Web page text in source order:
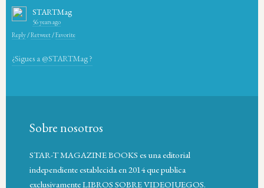
STARTMag
56 years ago
Reply/Retweet/Favorite
¿Sigues a @STARTMag ?
Sobre nosotros
STAR-T MAGAZINE BOOKS es una editorial
independiente establecida en 2014 que publica
exclusivamente LIBROS SOBRE VIDEOJUEGOS.